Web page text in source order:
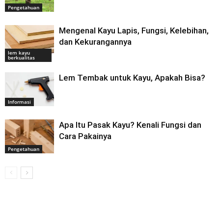
Pengetahuan
lem kayu
berkualitas
Mengenal Kayu Lapis, Fungsi, Kelebihan,
dan Kekurangannya
Informasi
Lem Tembak untuk Kayu, Apakah Bisa?
Pengetahuan
Apa Itu Pasak Kayu? Kenali Fungsi dan
Cara Pakainya